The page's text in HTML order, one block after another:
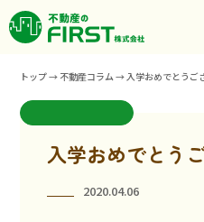
トップ→ 不動産コラム→入学おめでとうご
入学おめでとう
2020.04.06